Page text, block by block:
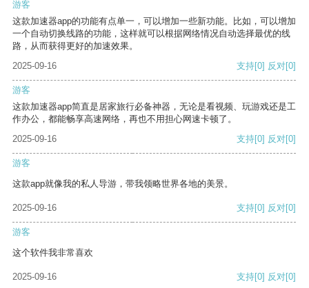
游客
这款加速器app的功能有点单一，可以增加一些新功能。比如，可以增加
一个自动切换线路的功能，这样就可以根据网络情况自动选择最优的线
路，从而获得更好的加速效果。
2025-09-16
支持[0] 反对[0]
游客
这款加速器app简直是居家旅行必备神器，无论是看视频、玩游戏还是工
作办公，都能畅享高速网络，再也不用担心网速卡顿了。
2025-09-16
支持[0] 反对[0]
游客
这款app就像我的私人导游，带我领略世界各地的美景。
2025-09-16 支持[0] 反对[0]
游客
这个软件我非常喜欢
2025-09-16 支持[0] 反对[0]